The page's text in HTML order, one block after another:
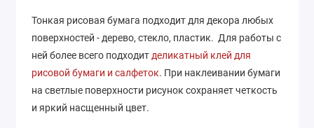
Тонкая рисовая бумага подходит для декора любых
поверхностей - дерево, стекло, пластик. Для работы с
ней более всего подходитделикатный клей для
рисовой бумаги и салфеток. При наклеивании бумаги
на светлые поверхности рисунок сохраняет четкость
и яркий насщенный цвет.